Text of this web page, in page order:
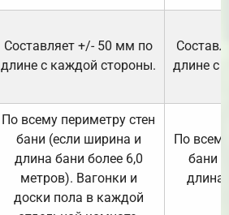
Составляет +/- 50 мм по
длине с каждой стороны.
длине с
По всему периметру стен
бани (если ширина и
длина бани более 6,0
метров). Вагонки и
доски пола в каждой
По
бани
длина